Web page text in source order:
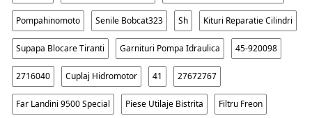
Pompahinomoto Senile Bobcat323 Sh Kituri Reparatie Cilindri
Supapa Blocare Tiranti Garnituri Pompa Idraulica 45-920098
2716040 Cuplaj Hidromotor 41 27672767
Far Landini 9500 Special Piese Utilaje Bistrita Filtru Freon